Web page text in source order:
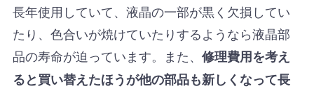
長年使用していて、液晶の一部が黒く欠損してい
たり、色合いが焼けていたりするようなら液晶部
品の寿命が迫っています。また、 修理費用を考え
ると買い替えたほうが他の部品も新しくなって長